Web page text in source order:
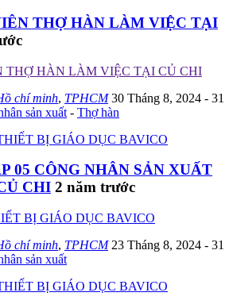
THỢ HÀN LÀM VIỆC TẠI
THỢ HÀN LÀM VIỆC TẠI CỦ CHI
chí minh, TPHCM 30 Tháng 8, 2024 - 31
sản xuất - Thợ hàn
05 CÔNG NHÂN SẢN XUẤT
CHI 2 năm trước
BỊ GIÁO DỤC BAVICO
chí minh, TPHCM 23 Tháng 8, 2024 - 31
sản xuất